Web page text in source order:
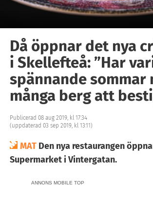
Då öppnar det nya
i Skellefteå: ”Har
spännande sommar
många berg att
Publicerad 08 aug 2019, kl 17:34
(uppdaterad 03 sep 2019, kl 13:11)
MAT Den nya restaurangen
Supermarket i Vintergatan.
ANNONS MOBILE TOP